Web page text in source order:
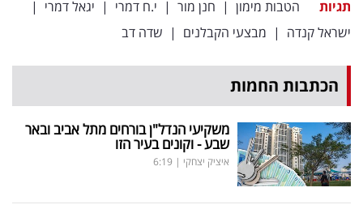
תגיות הטבות מימון | חנן מור | י.ח דמרי | יגאל דמרי |
ישראל קנדה | מבצעי הקבלנים | שדה דב
הכתבות החמות
משקיעי הנדל"ן בורחים מתל אביב ובאר
שבע - וקונים בעיר הזו
איציק יצחקי |
6:19